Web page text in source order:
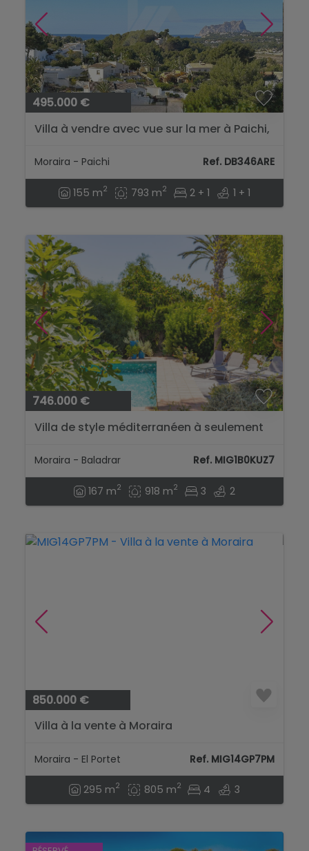
495.000 €
Villa à vendre avec vue sur la mer à Paichi,
Moraira - Paichi Ref. DB346ARE
155 m2 793 m2 2 + 1 1 + 1
746.000 €
Villa de style méditerranéen à seulement
Benissa....
Moraira - Baladrar Ref. MIG1B0KUZ7
167 m2 918 m2 3 2
850.000 €
Villa à la vente à Moraira
Moraira - El Portet Ref. MIG14GP7PM
295 m2 805 m2 4 3